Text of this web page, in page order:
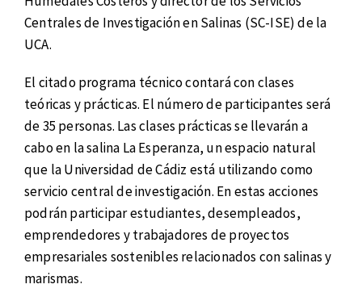
Centrales de Investigación en Salinas (SC-ISE) de la
UCA.
El citado programa técnico contará con clases
teóricas y prácticas. El número de participantes será
de 35 personas. Las clases prácticas se llevarán a
cabo en la salina La Esperanza, un espacio natural
que la Universidad de Cádiz está utilizando como
servicio central de investigación. En estas acciones
podrán participar estudiantes, desempleados,
emprendedores y trabajadores de proyectos
empresariales sostenibles relacionados con salinas y
marismas.